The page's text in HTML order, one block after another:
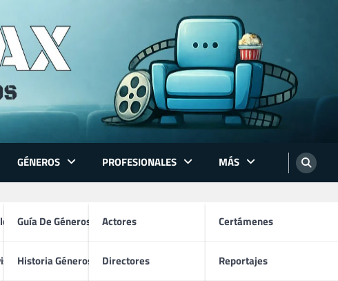
GÉNEROS
Guía De Géneros
Historia Géneros TV
PROFESIONALES
Actores
Directores
MÁS
Certámenes
Reportajes